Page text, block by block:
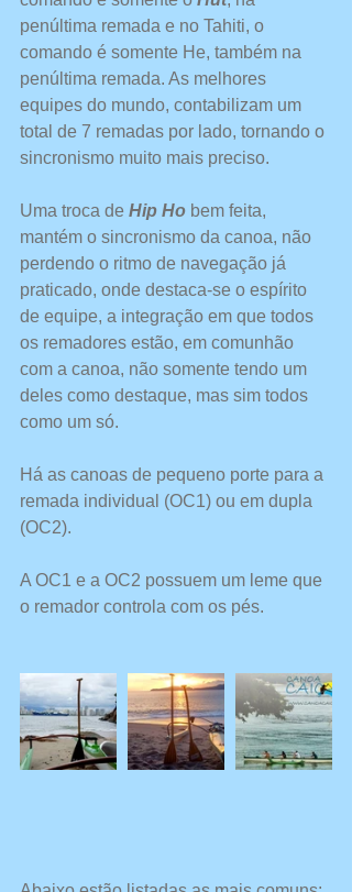
penúltima remada e no Tahiti, o
comando é somente He, também na
penúltima remada. As melhores
equipes do mundo, contabilizam um
total de 7 remadas por lado, tornando o
sincronismo muito mais preciso.
Uma troca de Hip Ho bem feita,
mantém o sincronismo da canoa, não
perdendo o ritmo de navegação já
praticado, onde destaca-se o espírito
de equipe, a integração em que todos
os remadores estão, em comunhão
com a canoa, não somente tendo um
deles como destaque, mas sim todos
como um só.
Há as canoas de pequeno porte para a
remada individual (OC1) ou em dupla
(OC2).
A OC1 e a OC2 possuem um leme que
o remador controla com os pés.